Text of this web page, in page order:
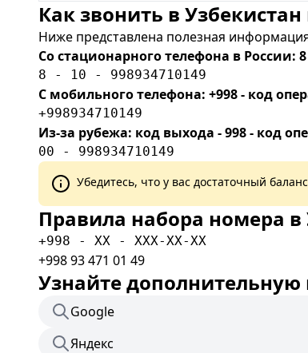
Как звонить в
Ниже представлена полезная
Со стационарного телефона в России:
8 - 10 - 998934710149
С мобильного телефона: +998 - код
+998934710149
Из-за рубежа: код выхода - 998 - код
00 - 998934710149
Убедитесь, что у вас достаточный
Правила набора номера в
+998 - XX - XXX-XX-XX
+998 93 471 01 49
Узнайте дополнительную
Google
Яндекс